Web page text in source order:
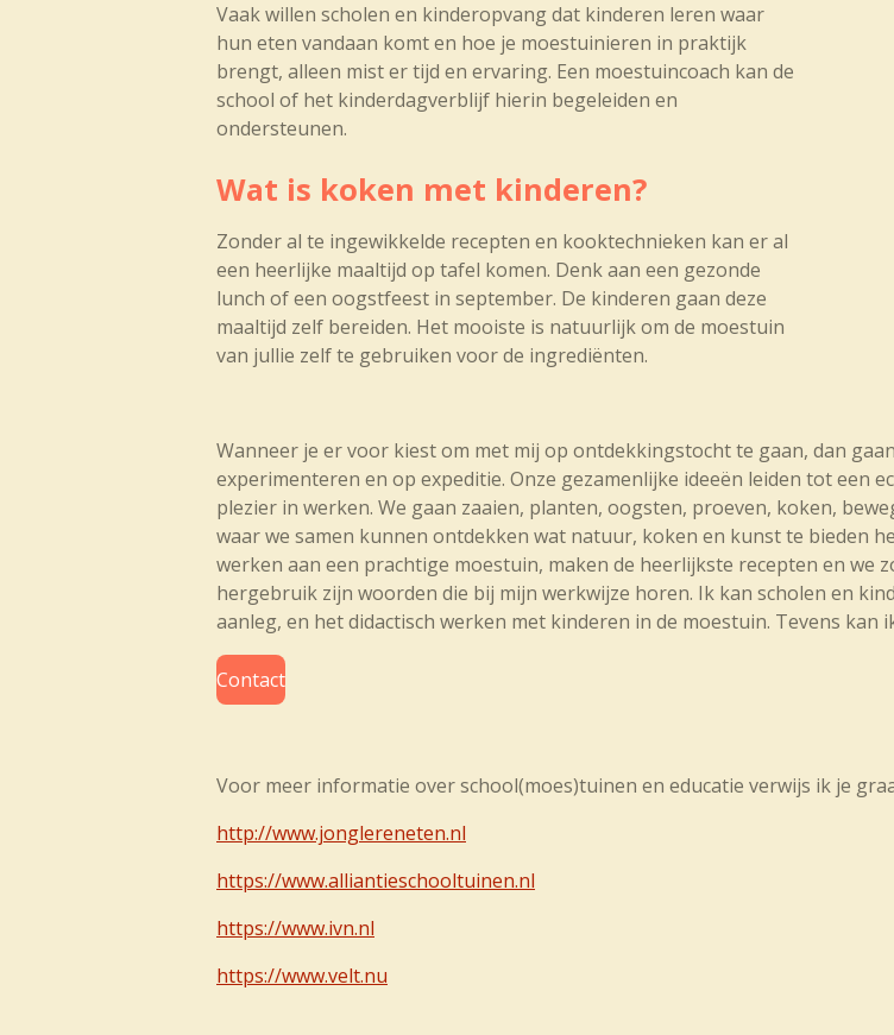
Vaak willen scholen en kinderopvang dat kinderen leren waar
hun eten vandaan komt en hoe je moestuinieren in praktijk
brengt, alleen mist er tijd en ervaring. Een moestuincoach kan de
school of het kinderdagverblijf hierin begeleiden en
ondersteunen.
Wat is koken met kinderen?
Zonder al te ingewikkelde recepten en kooktechnieken kan er al
een heerlijke maaltijd op tafel komen. Denk aan een gezonde
lunch of een oogstfeest in september. De kinderen gaan deze
maaltijd zelf bereiden. Het mooiste is natuurlijk om de moestuin
van jullie zelf te gebruiken voor de ingrediënten.
Wanneer je er voor kiest om met mij op ontdekkingstocht te gaan, dan
experimenteren en op expeditie. Onze gezamenlijke ideeën leiden tot een
plezier in werken. We gaan zaaien, planten, oogsten, proeven, koken,
waar we samen kunnen ontdekken wat natuur, koken en kunst te bieden
werken aan een prachtige moestuin, maken de heerlijkste recepten en we
hergebruik zijn woorden die bij mijn werkwijze horen. Ik kan scholen en
aanleg, en het didactisch werken met kinderen in de moestuin. Tevens
Contact
Voor meer informatie over school(moes)tuinen en educatie verwijs ik je
http://www.jonglereneten.nl
https://www.alliantieschooltuinen.nl
https://www.ivn.nl
https://www.velt.nu